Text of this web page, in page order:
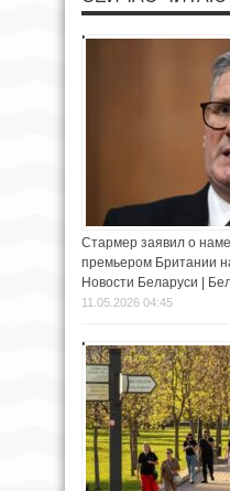
Стармер заявил о
премьером Британии
Новости Беларуси |
11.05.2026 04:45